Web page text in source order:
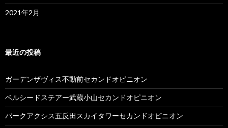
2021年2月
最近の投稿
ガーデンザヴィス不動前セカンドオピニオン
ベルシードステアー武蔵小山セカンドオピニオン
パークアクシス五反田スカイタワーセカンドオピニオン